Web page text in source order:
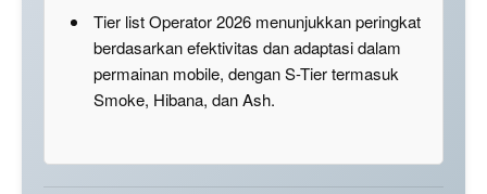
Tier list Operator 2026 menunjukkan peringkat
berdasarkan efektivitas dan adaptasi dalam
permainan mobile, dengan S-Tier termasuk
Smoke, Hibana, dan Ash.